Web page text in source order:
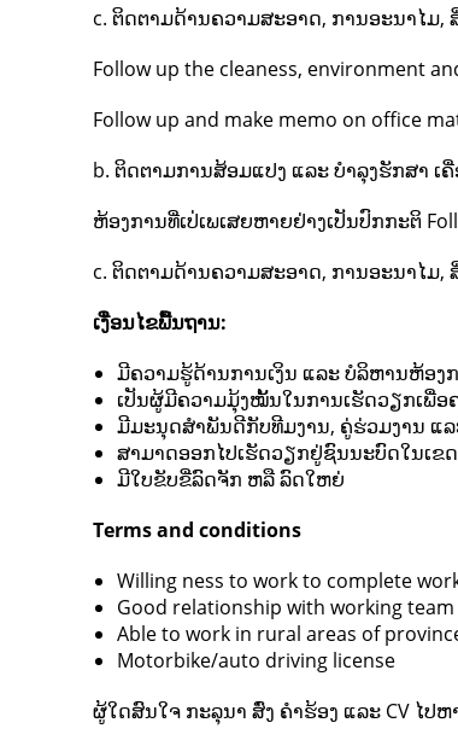
c. ຕິດຕາມດ້ານຄວາມສະອາດ, ການອະນາໄມ
Follow up the cleaness, environment
Follow up and make memo on office
b. ຕິດຕາມການສ້ອມແປງ ແລະ ບຳລຸງຮັກສາ ເ
ຫ້ອງການທີ່ເປ່ເພເສຍຫາຍຢ່າງເປັນປົກກະຕິ
c. ຕິດຕາມດ້ານຄວາມສະອາດ, ການອະນາໄມ,
ເງື່ອນໄຂພື້ນຖານ:
ມີຄວາມຮູ້ດ້ານການເງິນ ແລະ ບໍລິຫານຫ້ອງ
ເປັນຜູ້ມີຄວາມມຸ້ງໝັ້ນໃນການເຮັດວຽກເພື່ອ
ມີມະນຸດສຳພັນດີກັບທີມງານ, ຄູ່ຮ່ວມງານ ແ
ສາມາດອອກໄປເຮັດວຽກຢູ່ຊົນນະບົດໃນເຂ
ມີໃບຂັບຂີ່ລົດຈັກ ຫລື ລົດໃຫຍ່
Terms and conditions
Willing ness to work to complete
Good relationship with working
Able to work in rural areas of
Motorbike/auto driving license
ຜູ້ໃດສົນໃຈ ກະລຸນາ ສົ່ງ ຄໍາຮ້ອງ ແລະ CV ໄປ